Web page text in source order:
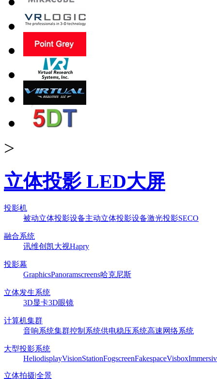
>
立体投影 LED大屏
投影机
被动立体投影设备主动立体投影设备激光投影SECO
融合系统
讯维创凯大视Hapry
投影幕
GraphicsPanoramscreens哈克尼斯
立体发生系统
3D显卡3D眼镜
计算机集群
音响系统集群控制系统供电稳压系统高速网络系统
大型投影系统
HeliodisplayVisionStationFogscreenFakespaceVisbox
立体拍摄|全景